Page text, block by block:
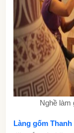
Nghề làm
Làng gốm Thanh